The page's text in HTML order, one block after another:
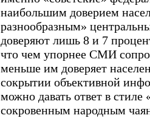
наибольшим доверием
разнообразным»
доверяют лишь 8 и 7
что чем упорнее СМИ
меньше им доверяет
сокрытии объективной
можно давать ответ в стиле
сокровенным народным